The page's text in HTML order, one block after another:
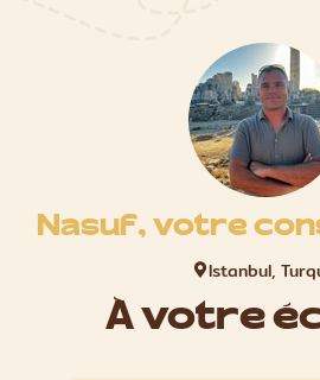
Nasuf, votre
Istanbul,
À votre